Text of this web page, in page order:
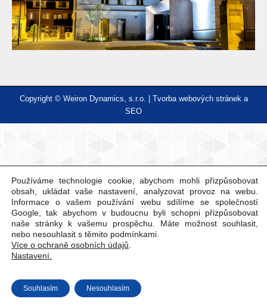
Copyright © Weiron Dynamics, s.r.o. | Tvorba webových stránek a
SEO
Používáme technologie cookie, abychom mohli přizpůsobovat
obsah, ukládat vaše nastavení, analyzovat provoz na webu.
Informace o vašem používání webu sdílíme se společností
Google, tak abychom v budoucnu byli schopni přizpůsobovat
naše stránky k vašemu prospěchu. Máte možnost souhlasit,
nebo nesouhlasit s těmito podmínkami.
Více o ochraně osobních údajů
Nastavení.
Souhlasím Nesouhlasím